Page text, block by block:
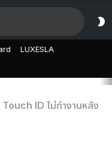
LUXESLA
ID ไม่ทำงานหลัง